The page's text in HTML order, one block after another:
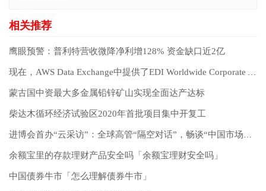
鹰眼预警：普利特营收微降净利增128% 资金缺口近2亿
蒙古国中资最大多金属铅锌矿山实现全面达产达标
柴达木循环经济试验区2020年首批项目集中开复工
余额宝里的存款理财产品安全吗「余额宝理财安全吗」
中国债券牛市「怎么理解债券牛市」